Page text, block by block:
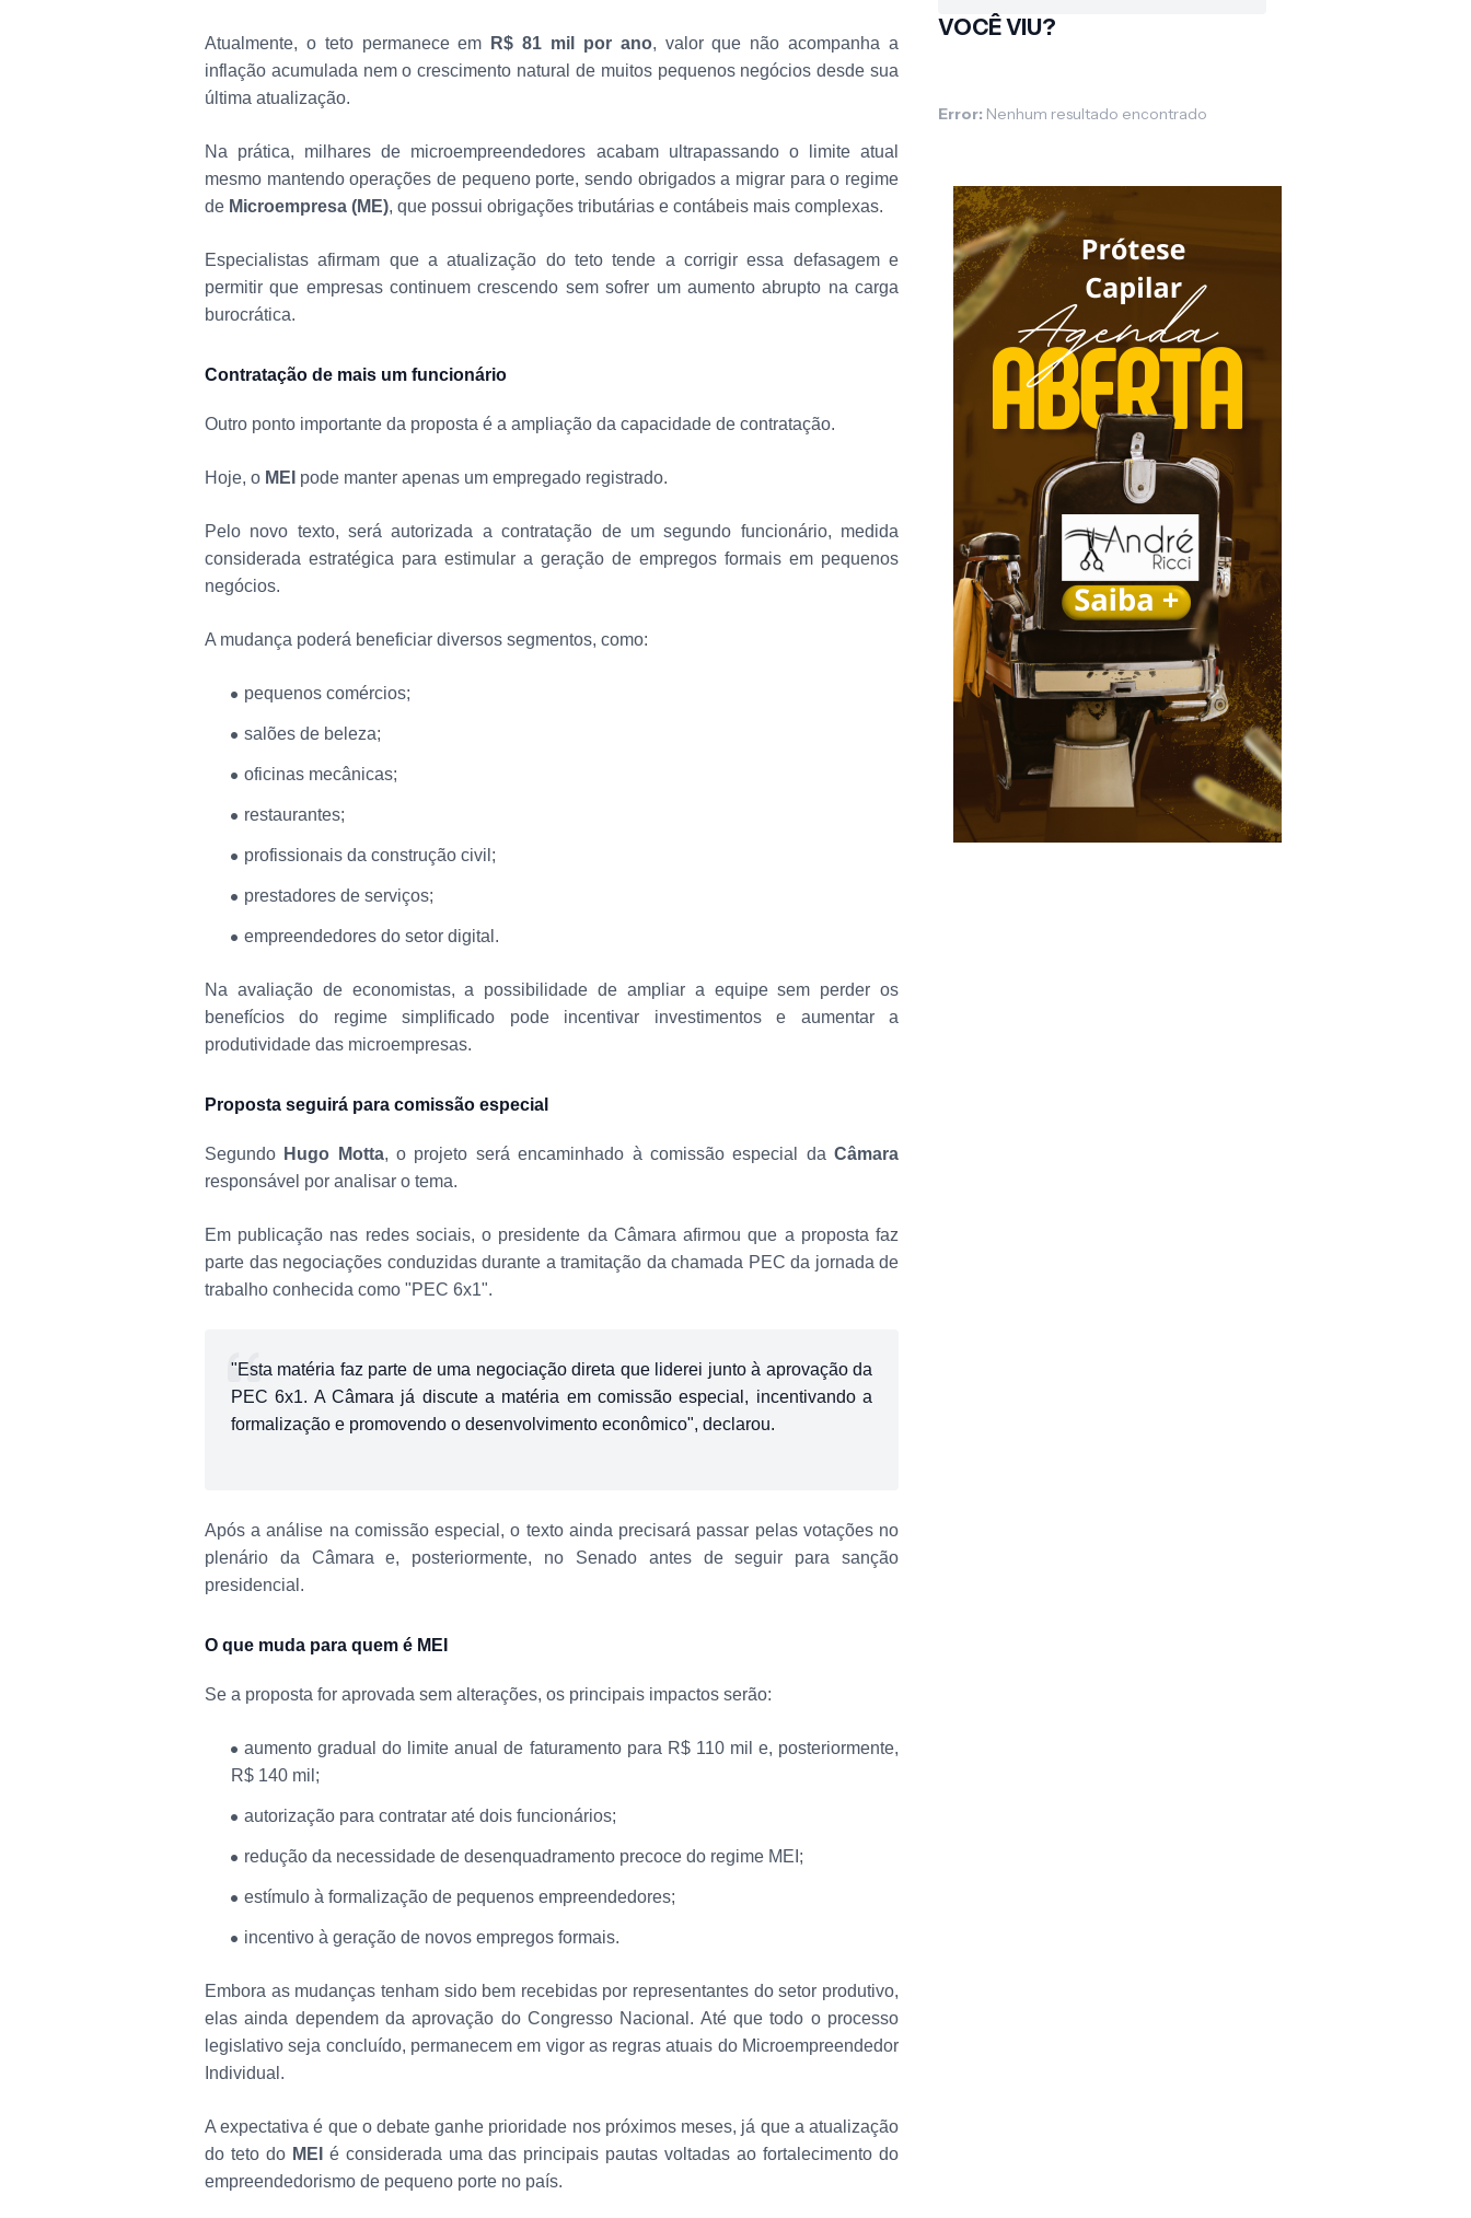
Atualmente, o teto permanece em R$ 81 mil por ano, valor que não acompanha a
inflação acumulada nem o crescimento natural de muitos pequenos negócios desde sua
última atualização.
Na prática, milhares de microempreendedores acabam ultrapassando o limite atual
mesmo mantendo operações de pequeno porte, sendo obrigados a migrar para o regime
de Microempresa (ME), que possui obrigações tributárias e contábeis mais complexas.
Especialistas afirmam que a atualização do teto tende a corrigir essa defasagem e
permitir que empresas continuem crescendo sem sofrer um aumento abrupto na carga
burocrática.
Contratação de mais um funcionário
Outro ponto importante da proposta é a ampliação da capacidade de contratação.
Hoje, o MEI pode manter apenas um empregado registrado.
Pelo novo texto, será autorizada a contratação de um segundo funcionário, medida
considerada estratégica para estimular a geração de empregos formais em pequenos
negócios.
A mudança poderá beneficiar diversos segmentos, como:
pequenos comércios;
salões de beleza;
oficinas mecânicas;
restaurantes;
profissionais da construção civil;
prestadores de serviços;
empreendedores do setor digital.
Na avaliação de economistas, a possibilidade de ampliar a equipe sem perder os
benefícios do regime simplificado pode incentivar investimentos e aumentar a
produtividade das microempresas.
Proposta seguirá para comissão especial
Segundo Hugo Motta, o projeto será encaminhado à comissão especial daCâmara
responsável por analisar o tema.
Em publicação nas redes sociais, o presidente da Câmara afirmou que a proposta faz
parte das negociações conduzidas durante a tramitação da chamada PEC da jornada de
trabalho conhecida como "PEC 6x1".
"Esta matéria faz parte de uma negociação direta que liderei junto à aprovação da
PEC 6x1. A Câmara já discute a matéria em comissão especial, incentivando a
formalização e promovendo o desenvolvimento econômico", declarou.
Após a análise na comissão especial, o texto ainda precisará passar pelas votações no
plenário da Câmara e, posteriormente, no Senado antes de seguir para sanção
presidencial.
O que muda para quem é MEI
Se a proposta for aprovada sem alterações, os principais impactos serão:
aumento gradual do limite anual de faturamento para R$ 110 mil e, posteriormente,
R$ 140 mil;
autorização para contratar até dois funcionários;
redução da necessidade de desenquadramento precoce do regime MEI;
estímulo à formalização de pequenos empreendedores;
incentivo à geração de novos empregos formais.
Embora as mudanças tenham sido bem recebidas por representantes do setor produtivo,
elas ainda dependem da aprovação do Congresso Nacional. Até que todo o processo
legislativo seja concluído, permanecem em vigor as regras atuais do Microempreendedor
Individual.
A expectativa é que o debate ganhe prioridade nos próximos meses, já que a atualização
do teto do MEI
é considerada uma das principais pautas voltadas ao fortalecimento do
empreendedorismo de pequeno porte no país.
VOCÊ VIU?
Error: Nenhum resultado encontrado